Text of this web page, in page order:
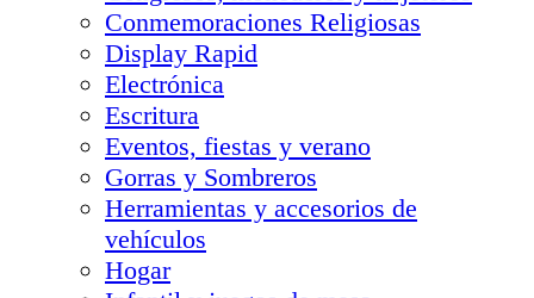
Conmemoraciones Religiosas
Display Rapid
Electrónica
Escritura
Eventos, fiestas y verano
Gorras y Sombreros
Herramientas y accesorios de
vehículos
Hogar